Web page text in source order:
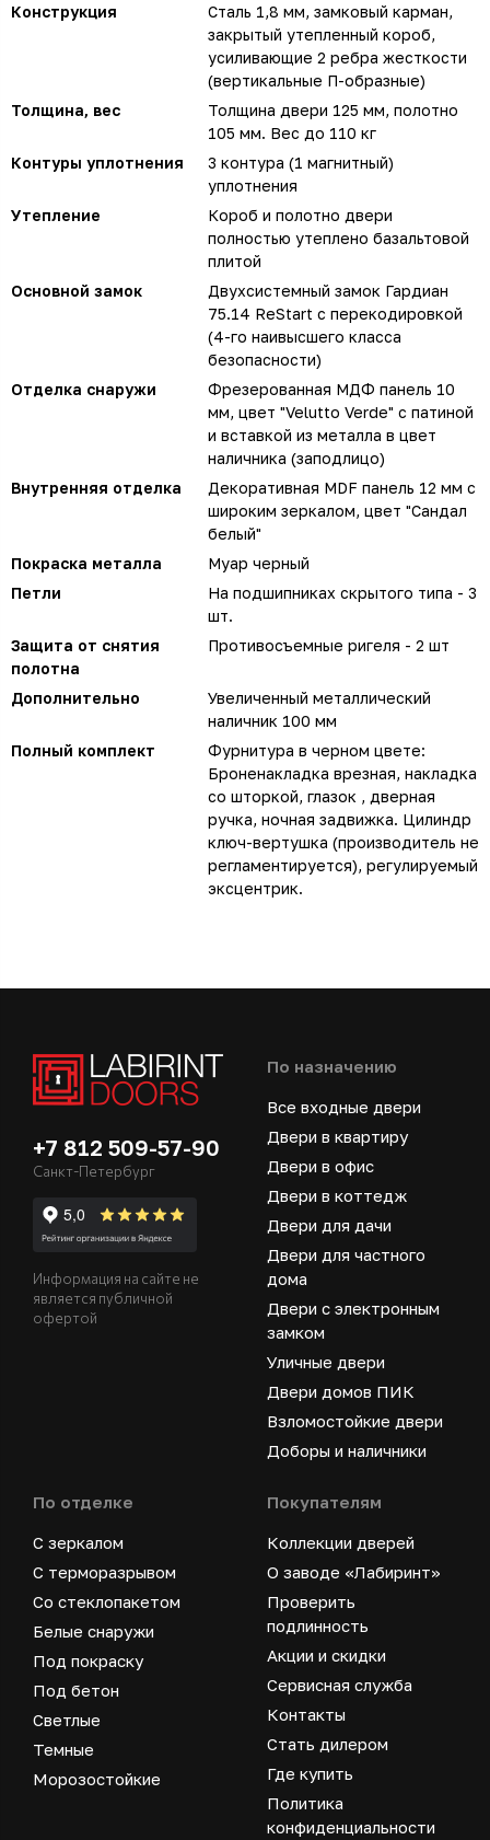
Конструкция
Сталь 1,8 мм, замковый карман,
закрытый утепленный короб,
усиливающие 2 ребра жесткости
(вертикальные П-образные)
Толщина, вес
Толщина двери 125 мм, полотно
105 мм. Вес до 110 кг
Контуры уплотнения
3 контура (1 магнитный)
уплотнения
Утепление
Короб и полотно двери
полностью утеплено базальтовой
плитой
Основной замок
Двухсистемный замок Гардиан
75.14 ReStart с перекодировкой
(4-го наивысшего класса
безопасности)
Отделка снаружи
Фрезерованная МДФ панель 10
мм, цвет "Velutto Verde" с патиной
и вставкой из металла в цвет
наличника (заподлицо)
Внутренняя отделка
Декоративная MDF панель 12 мм с
широким зеркалом, цвет "Сандал
белый"
Покраска металла
Муар черный
Петли
На подшипниках скрытого типа - 3
шт.
Защита от снятия
полотна
Противосъемные ригеля - 2 шт
Дополнительно
Увеличенный металлический
наличник 100 мм
Полный комплект
Фурнитура в черном цвете:
Броненакладка врезная, накладка
со шторкой, глазок , дверная
ручка, ночная задвижка. Цилиндр
ключ-вертушка (производитель не
регламентируется), регулируемый
эксцентрик.
+7 812 509-57-90
Санкт-Петербург
Информация на сайте не
является публичной
офертой
По назначению
Все входные двери
Двери в квартиру
Двери в офис
Двери в коттедж
Двери для дачи
Двери для частного
дома
Двери с электронным
замком
Уличные двери
Двери домов ПИК
Взломостойкие двери
Доборы и наличники
По отделке
С зеркалом
С терморазрывом
Со стеклопакетом
Белые снаружи
Под покраску
Под бетон
Светлые
Темные
Морозостойкие
Покупателям
Коллекции дверей
О заводе «Лабиринт»
Проверить
подлинность
Акции и скидки
Сервисная служба
Контакты
Стать дилером
Где купить
Политика
конфиденциальности